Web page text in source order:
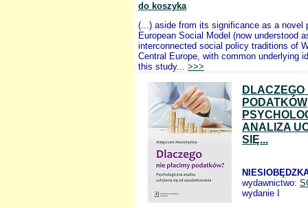
do koszyka
(...) aside from its significance as a novel
European Social Model (now understood
interconnected social policy traditions of
Central Europe, with common underlying
this study... >>>
PODATKÓW
ANALIZA
SIĘ...
wydawnictwo:
wydanie I